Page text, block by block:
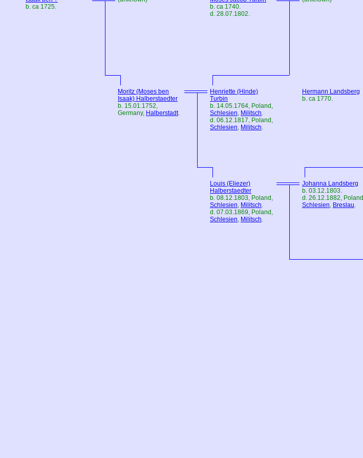
b. ca 1725.
b. ca 1740.
d. 28.07.1802.
Moritz (Moses ben
Isaak) Halberstaedter
b. 15.01.1752,
Germany, Halberstadt.
Henriette (Hinde)
Turbin
b. 14.05.1764, Poland ,
Schlesien, Militsch.
d. 06.12.1817, Poland ,
Schlesien, Militsch.
Hermann Landsberg
b. ca 1770.
Louis (Eliezer)
Halberstaedter
b. 08.12.1803, Poland ,
Schlesien, Militsch.
d. 07.03.1869, Poland ,
Schlesien, Militsch.
Johanna Landsberg
b. 03.12.1803.
d. 26.12.1882, Poland
Schlesien, Breslau.